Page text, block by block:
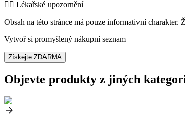
👨‍⚕️️ Lékařské upozornění
Obsah na této stránce má pouze informativní
Vytvoř si promyšlený nákupní seznam
Získejte ZDARMA
Objevte produkty z jiných